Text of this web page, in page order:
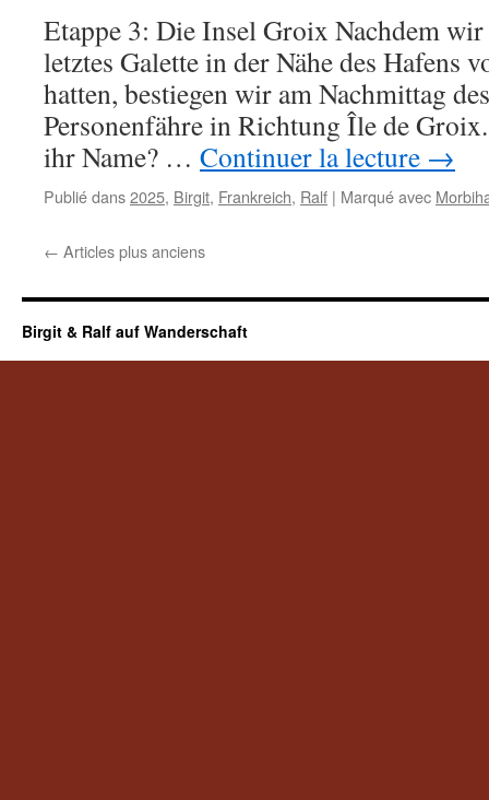
Etappe 3: Die Insel Groix Nachdem
letztes Galette in der Nähe des Hafens
hatten, bestiegen wir am Nachmittag
Personenfähre in Richtung Île de
ihr Name? … Continuer la lecture →
Publié dans2025, Birgit, Frankreich, Ralf | Marqué avec
← Articles plus anciens
Birgit & Ralf auf Wanderschaft